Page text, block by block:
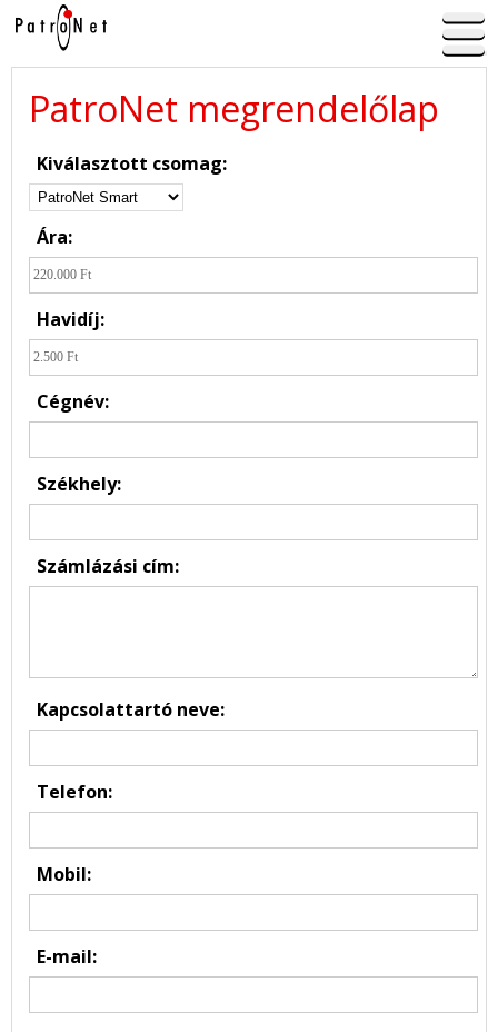
PatroNet megrendelőlap
Kiválasztott csomag:
Ára:
Havidíj:
Cégnév:
Székhely:
Számlázási cím:
Kapcsolattartó neve:
Telefon:
Mobil:
E-mail: